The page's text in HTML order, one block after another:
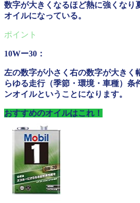
数字が大きくなるほど熱に強くなり
オイルになっている。
10Wー30：
左の数字が小さく右の数字が大きく
らゆる走行（季節・環境・車種）条
ンオイルということになります。
おすすめのオイルはこれ！